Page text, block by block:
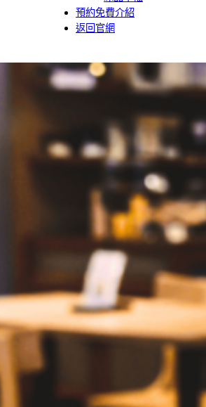
預約免費介紹
返回官網